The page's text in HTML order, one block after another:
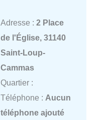
Adresse : 2 Place
de l'Église, 31140
Saint-Loup-
Cammas
Quartier :
Téléphone : Aucun
téléphone ajouté